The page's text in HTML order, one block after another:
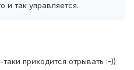
и так управляется.
приходится отрывать :-))